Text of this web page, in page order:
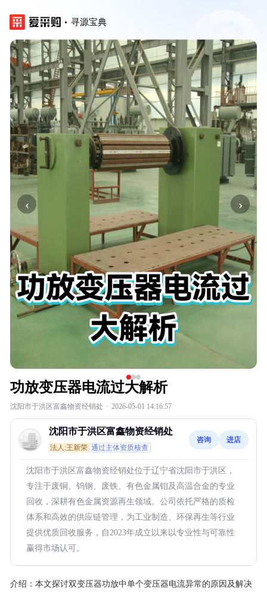
寻源宝典
‹ ›
功放变压器电流过大解析
沈阳市于洪区富鑫物资经销处 · 2026-05-01 14:16:57
沈阳市于洪区富鑫物资经销处
法人:王新荣 通过主体资质核查
咨询 进店
沈阳市于洪区富鑫物资经销处位于辽宁省沈阳市于洪区，
专注于废铜、钨钢、废铁、有色金属钼及高温合金的专业
回收，深耕有色金属资源再生领域。公司依托严格的质检
体系和高效的供应链管理，为工业制造、环保再生等行业
提供优质回收服务，自2023年成立以来以专业性与可靠性
赢得市场认可。
介绍： 本文探讨双变压器功放中单个变压器电流异常的原因及解决